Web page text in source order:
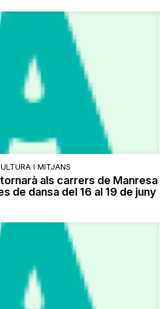
I MITJANS
als carrers de Manresa
de dansa del 16 al 19 de juny